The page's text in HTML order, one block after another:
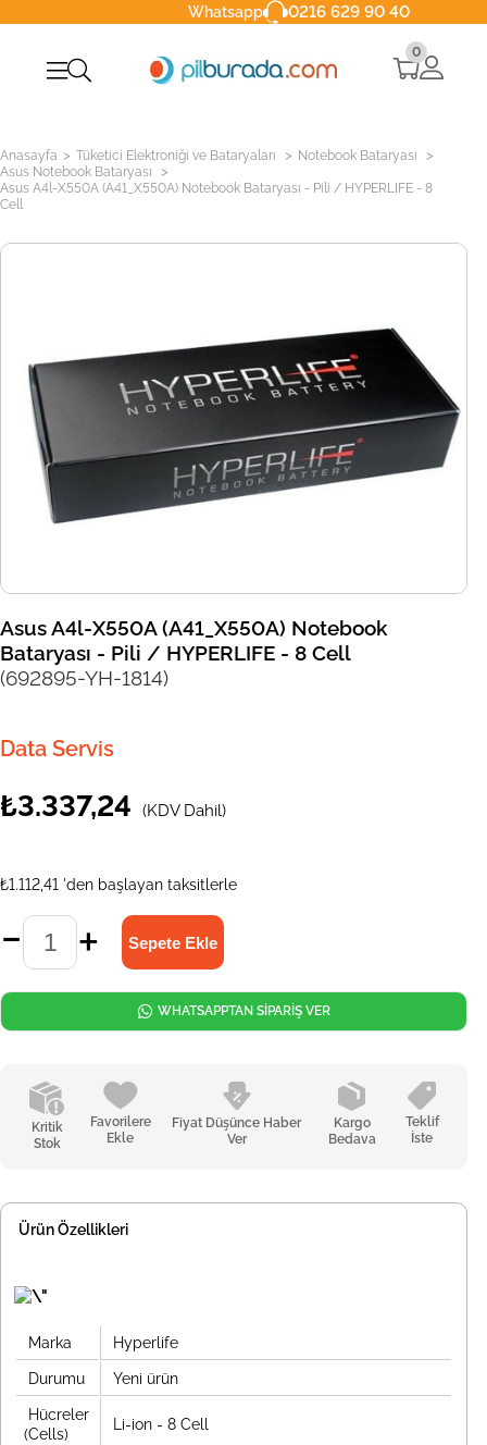
Whatsapp 0216 629 90 40
0
Anasayfa > Tüketici Elektroniği ve Bataryaları > Notebook Bataryası >
Asus Notebook Bataryası >
Asus A4l-X550A (A41_X550A) Notebook Bataryası - Pili / HYPERLIFE - 8
Cell
Asus A4l-X550A (A41_X550A) Notebook
Bataryası - Pili / HYPERLIFE - 8 Cell
(692895-YH-1814)
Data Servis
₺3.337,24 (KDV Dahil)
₺1.112,41 'den başlayan taksitlerle
Kritik
Stok
Favorilere
Ekle
Fiyat Düşünce Haber
Ver
Kargo
Bedava
Teklif
İste
WHATSAPPTAN SİPARİŞ VER
Ürün Özellikleri
Marka Hyperlife
Durumu Yeni ürün
Hücreler
(Cells)
Li-ion - 8 Cell